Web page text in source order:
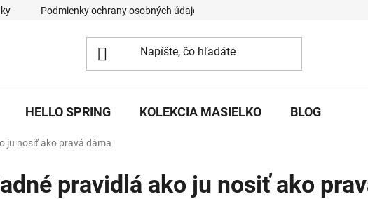
Podmienky ochrany osobných údajov
HELLO SPRING KOLEKCIA MASIELKO BLOG
ju nosiť ako pravá dáma
pravidlá ako ju nosiť ako